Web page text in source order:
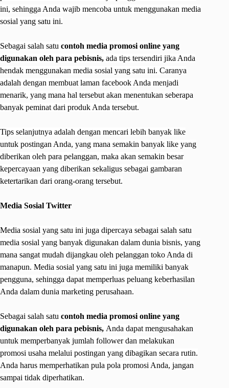
ini, sehingga Anda wajib mencoba untuk menggunakan media
sosial yang satu ini.
Sebagai salah satu contoh media promosi online yang
digunakan oleh para pebisnis, ada tips tersendiri jika Anda
hendak menggunakan media sosial yang satu ini. Caranya
adalah dengan membuat laman facebook Anda menjadi
menarik, yang mana hal tersebut akan menentukan seberapa
banyak peminat dari produk Anda tersebut.
Tips selanjutnya adalah dengan mencari lebih banyak like
untuk postingan Anda, yang mana semakin banyak like yang
diberikan oleh para pelanggan, maka akan semakin besar
kepercayaan yang diberikan sekaligus sebagai gambaran
ketertarikan dari orang-orang tersebut.
Media Sosial Twitter
Media sosial yang satu ini juga dipercaya sebagai salah satu
media sosial yang banyak digunakan dalam dunia bisnis, yang
mana sangat mudah dijangkau oleh pelanggan toko Anda di
manapun. Media sosial yang satu ini juga memiliki banyak
pengguna, sehingga dapat memperluas peluang keberhasilan
Anda dalam dunia marketing perusahaan.
Sebagai salah satu contoh media promosi online yang
digunakan oleh para pebisnis, Anda dapat mengusahakan
untuk memperbanyak jumlah follower dan melakukan
promosi usaha melalui postingan yang dibagikan secara rutin.
Anda harus memperhatikan pula pola promosi Anda, jangan
sampai tidak diperhatikan.